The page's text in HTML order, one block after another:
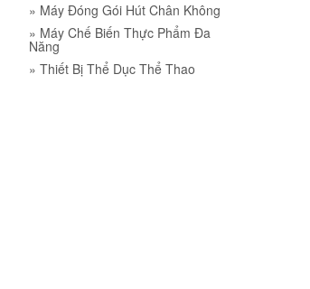
» Máy Đóng Gói Hút Chân Không
» Máy Chế Biến Thực Phẩm Đa
Năng
» Thiết Bị Thể Dục Thể Thao